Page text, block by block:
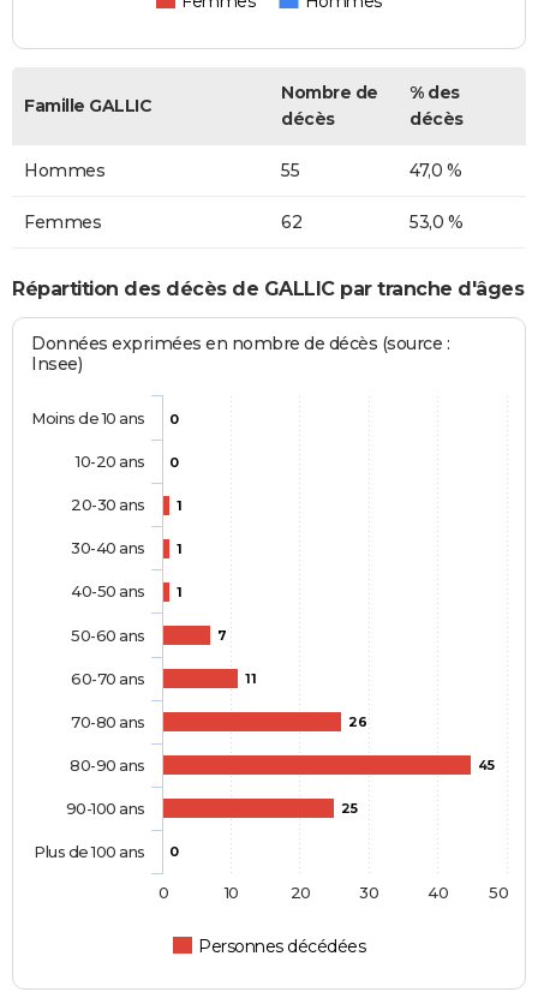
Famille GALLIC
Nombre de
décès
% des
décès
Hommes 55 47,0 %
Femmes 62 53,0 %
Répartition des décès de GALLIC par tranche d'âges
Données exprimées en nombre de décès (source :
Insee)
0
0
1
1
1
7
11
26
45
25
0
Personnes décédées
Moins de 10 ans
10-20 ans
20-30 ans
30-40 ans
40-50 ans
50-60 ans
60-70 ans
70-80 ans
80-90 ans
90-100 ans
Plus de 100 ans
0 10 20 30 40 50